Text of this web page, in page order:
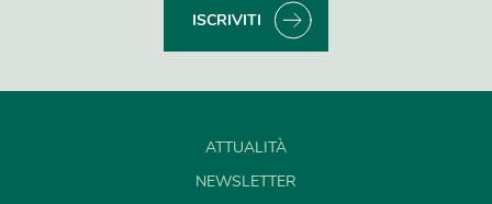
ISCRIVITI
ATTUALITÀ
NEWSLETTER